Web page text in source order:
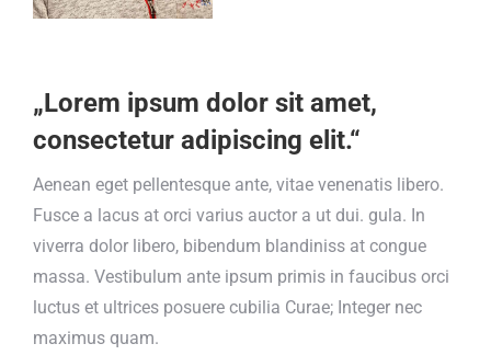
„Lorem ipsum dolor sit amet,
consectetur adipiscing elit.“
Aenean eget pellentesque ante, vitae venenatis libero.
Fusce a lacus at orci varius auctor a ut dui. gula. In
viverra dolor libero, bibendum blandiniss at congue
massa. Vestibulum ante ipsum primis in faucibus orci
luctus et ultrices posuere cubilia Curae; Integer nec
maximus quam.